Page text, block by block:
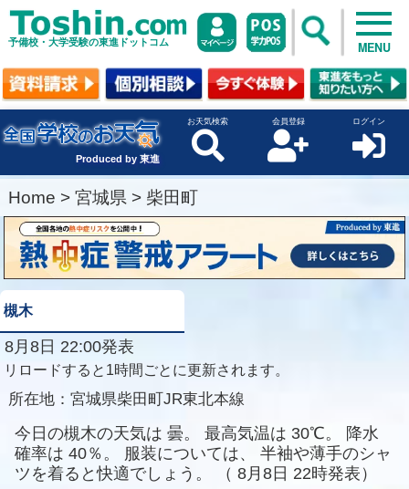
予備校・大学受験の東進ドットコム MENU
Produced by 東進
お天気検索 会員登録 ログイン
Home > 宮城県 > 柴田町
槻木
8月8日 22:00発表
リロードすると1時間ごとに更新されます。
所在地： 宮城県柴田町JR東北本線
今日の槻木の天気は 曇。 最高気温は 30℃。
降水
確率は 40％。 服装については、
半袖や薄手のシャ
ツを着ると快適でしょう。
（ 8月8日 22時発表）